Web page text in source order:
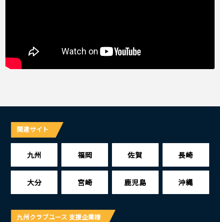
関連サイト
九州 福岡 佐賀 長崎
大分 宮崎 鹿児島 沖縄
九州クラブユース 支援企業様